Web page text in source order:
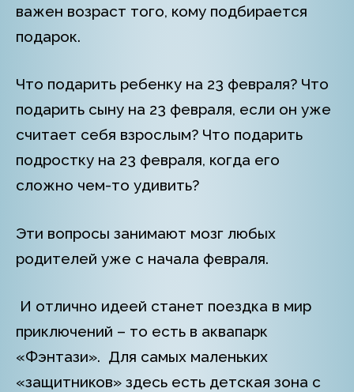
важен возраст того, кому подбирается
подарок.
Что подарить ребенку на 23 февраля? Что
подарить сыну на 23 февраля, если он уже
считает себя взрослым? Что подарить
подростку на 23 февраля, когда его
сложно чем-то удивить?
Эти вопросы занимают мозг любых
родителей уже с начала февраля.
И отлично идеей станет поездка в мир
приключений – то есть в аквапарк
«Фэнтази». Для самых маленьких
«защитников» здесь есть детская зона с